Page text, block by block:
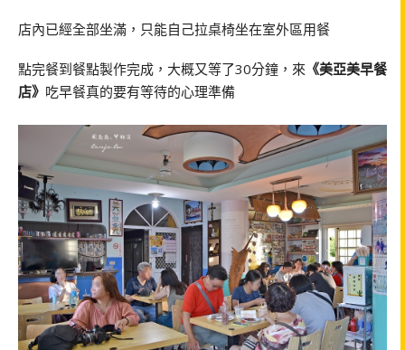
店內已經全部坐滿，只能自己拉桌椅坐在室外區用餐
點完餐到餐點製作完成，大概又等了30分鐘，來 《美亞美早餐
店》 吃早餐真的要有等待的心理準備